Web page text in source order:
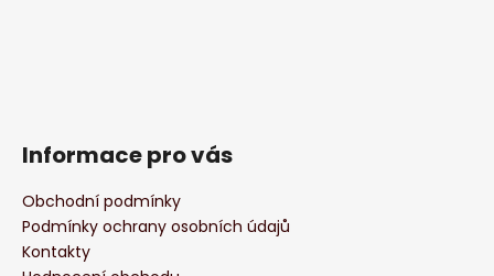
Informace pro vás
Obchodní podmínky
Podmínky ochrany osobních údajů
Kontakty